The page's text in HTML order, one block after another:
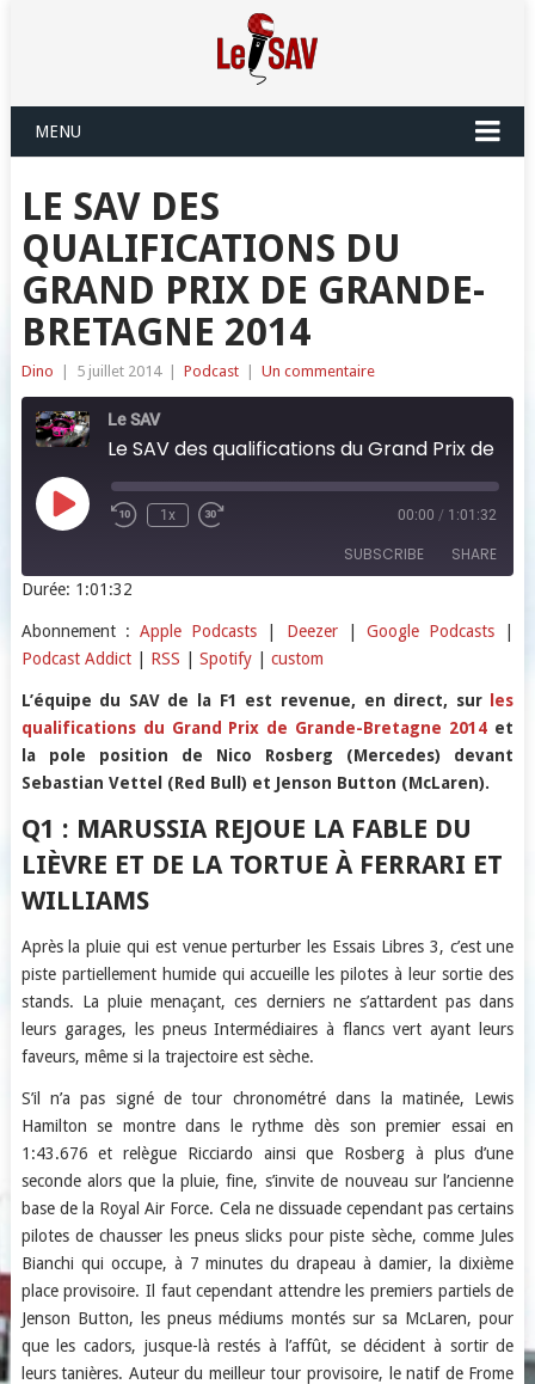
MENU
LE SAV DES
QUALIFICATIONS DU
GRAND PRIX DE GRANDE-
BRETAGNE 2014
Dino 5 juillet 2014 Podcast Un commentaire
Le SAV
Play
Episode
1x 00:00 / 1:01:32
SUBSCRIBE SHARE
Apple Podcasts Deezer
Google Podcasts Podcast Addict
RSS Spotify
custom
RSS FEED
SHARE
EMBED
Durée: 1:01:32
Abonnement : Apple Podcasts Deezer|Google Podcasts
Podcast Addict| RSS Spotify| custom
L’équipe du SAV de la F1 est revenue, en direct, sur
les
qualifications du Grand Prix de Grande-Bretagne 2014 et
la pole position de Nico Rosberg (Mercedes) devant
Sebastian Vettel (Red Bull) et Jenson Button (McLaren).
Q1 : MARUSSIA REJOUE LA FABLE DU
LIÈVRE ET DE LA TORTUE À FERRARI ET
WILLIAMS
Après la pluie qui est venue perturber les Essais Libres 3, c’est une
piste partiellement humide qui accueille les pilotes à leur sortie des
stands. La pluie menaçant, ces derniers ne s’attardent pas dans
leurs garages, les pneus Intermédiaires à flancs vert ayant leurs
faveurs, même si la trajectoire est sèche.
S’il n’a pas signé de tour chronométré dans la matinée, Lewis
Hamilton se montre dans le rythme dès son premier essai en
1:43.676 et relègue Ricciardo ainsi que Rosberg à plus d’une
seconde alors que la pluie, fine, s’invite de nouveau sur l’ancienne
base de la Royal Air Force. Cela ne dissuade cependant pas certains
pilotes de chausser les pneus slicks pour piste sèche, comme Jules
Bianchi qui occupe, à 7 minutes du drapeau à damier, la dixième
place provisoire. Il faut cependant attendre les premiers partiels de
Jenson Button, les pneus médiums montés sur sa McLaren, pour
que les cadors, jusque-là restés à l’affût, se décident à sortir de
leurs tanières. Auteur du meilleur tour provisoire, le natif de Frome